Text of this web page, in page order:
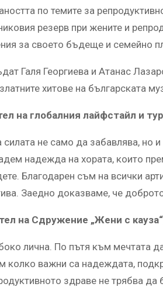
по темите за
резерв при жените и
за своето бъдеще и семейно
Галя Георгиева и Атанас
хитове на българската
на глобалния лайфстайл и
силата не само да забавлява,
надежда на хората, които
Благодарен съм на всички
Заедно доказваме, че
на Сдружение „Жени с
лична. По пътя към мечтата
колко важни са надеждата,
здраве не трябва